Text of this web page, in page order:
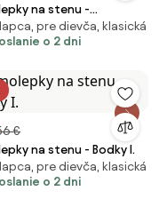
na stenu -
kolieska II.
pre dievča, klasická
o 2 dni
€
na stenu - Bodky I.
pre dievča, klasická
o 2 dni